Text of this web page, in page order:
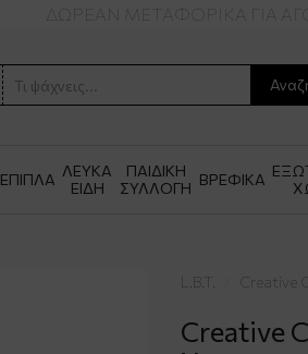
ΔΩΡΕΑΝ ΜΕΤΑΦΟΡΙΚΑ ΓΙΑ
ΕΠΙΠΛΑ ΛΕΥΚΑ
ΕΙΔΗ
ΠΑΙΔΙΚΗ
ΣΥΛΛΟΓΗ ΒΡΕΦΙΚΑ
L.B.T.
Creative